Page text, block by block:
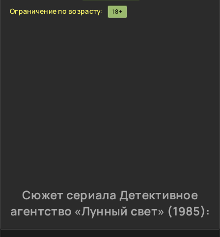
Ограничение по возрасту: 18+
Сюжет сериала Детективное
агентство «Лунный свет» (1985):